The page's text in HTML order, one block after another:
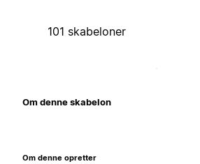
101 skabeloner
Om denne skabelon
Om denne opretter